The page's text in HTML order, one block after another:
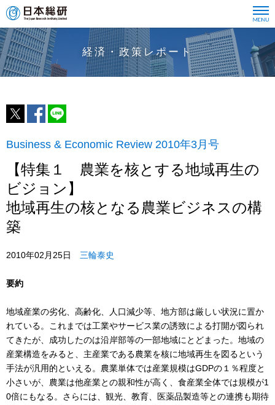
経済・政策レポート
Business & Economic Review 2010年3月号
【特集１ 農業を核とする地域再生の
ビジョン】
地域再生の核となる農業ビジネスの構
築
2010年02月25日 三輪泰史
要約
地域産業の劣化、高齢化、人口減少等、地方部は厳しい状況に置か
れている。これまでは工業やサービス業の誘致による打開が図られ
てきたが、成功したのは沿岸部等の一部地域にとどまった。地域の
産業構造をみると、主産業である農業を核に地域再生を図るという
手法が汎用的といえる。農業単体では産業規模はGDPの１％程度と
小さいが、農業は他産業との親和性が高く、食産業全体では規模が1
0倍にもなる。さらには、観光、教育、医薬品製造等との連携も期待